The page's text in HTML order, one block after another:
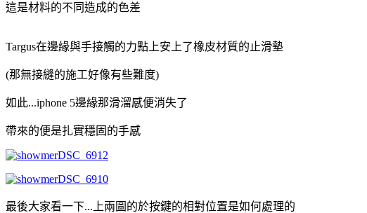
這是材料的不同造成的色差
Targus在邊緣與手接觸的力點上安上了橡皮材質的止滑墊
(那無接縫的施工好像有些難度)
如此...iphone 5邊緣那滑溜感便消失了
帶來的便是扎實穩固的手感
最後大家看一下...上兩圖的於按鍵的相對位置是如何處理的